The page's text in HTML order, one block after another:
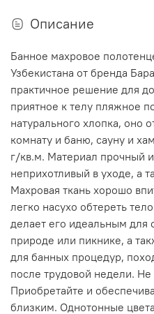
Описание
Банное махровое
Узбекистана от бренда
практичное решение для
приятное к телу пляжное
натурального хлопка, оно
комнату и баню, сауну и
г/кв.м. Материал прочный
неприхотливый в уходе, а
Махровая ткань хорошо
легко насухо обтереть
делает его идеальным для
природе или пикнике, а
для банных процедур,
после трудовой недели.
Приобретайте и
близким. Однотонные